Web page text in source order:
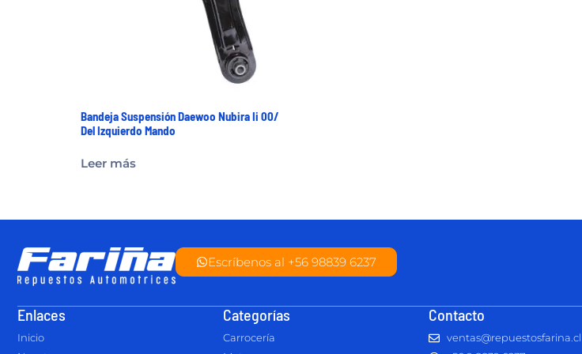
Bandeja Suspensión Daewoo Nubira Ii 00/
Del Izquierdo Mando
Leer más
Escríbenos al +56 98839 6237
Enlaces
Inicio
Categorías
Carrocería
Contacto
ventas@repuestosfarina.cl